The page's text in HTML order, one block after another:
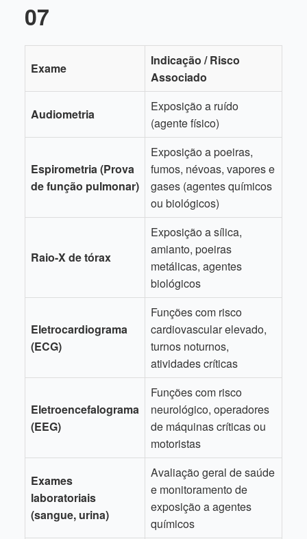
07
Exame
Indicação / Risco
Associado
Audiometria
Exposição a ruído
(agente físico)
Espirometria (Prova
de função pulmonar)
Exposição a poeiras,
fumos, névoas, vapores e
gases (agentes químicos
ou biológicos)
Raio-X de tórax
Exposição a sílica,
amianto, poeiras
metálicas, agentes
biológicos
Eletrocardiograma
(ECG)
Funções com risco
cardiovascular elevado,
turnos noturnos,
atividades críticas
Eletroencefalograma
(EEG)
Funções com risco
neurológico, operadores
de máquinas críticas ou
motoristas
Exames
laboratoriais
(sangue, urina)
Avaliação geral de saúde
e monitoramento de
exposição a agentes
químicos